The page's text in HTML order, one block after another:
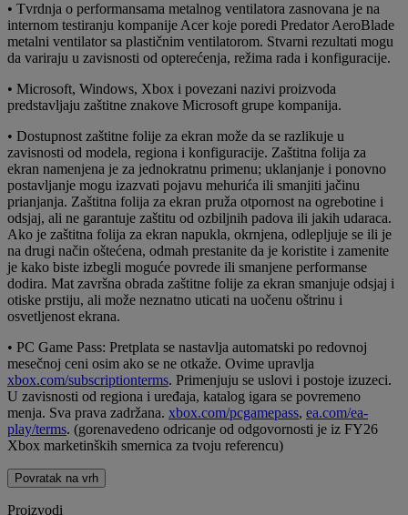
• Tvrdnja o performansama metalnog ventilatora zasnovana je na
internom testiranju kompanije Acer koje poredi Predator AeroBlade
metalni ventilator sa plastičnim ventilatorom. Stvarni rezultati mogu
da variraju u zavisnosti od opterećenja, režima rada i konfiguracije.
• Microsoft, Windows, Xbox i povezani nazivi proizvoda
predstavljaju zaštitne znakove Microsoft grupe kompanija.
• Dostupnost zaštitne folije za ekran može da se razlikuje u
zavisnosti od modela, regiona i konfiguracije. Zaštitna folija za
ekran namenjena je za jednokratnu primenu; uklanjanje i ponovno
postavljanje mogu izazvati pojavu mehurića ili smanjiti jačinu
prianjanja. Zaštitna folija za ekran pruža otpornost na ogrebotine i
odsjaj, ali ne garantuje zaštitu od ozbiljnih padova ili jakih udaraca.
Ako je zaštitna folija za ekran napukla, okrnjena, odlepljuje se ili je
na drugi način oštećena, odmah prestanite da je koristite i zamenite
je kako biste izbegli moguće povrede ili smanjene performanse
dodira. Mat završna obrada zaštitne folije za ekran smanjuje odsjaj i
otiske prstiju, ali može neznatno uticati na uočenu oštrinu i
osvetljenost ekrana.
• PC Game Pass: Pretplata se nastavlja automatski po redovnoj
mesečnoj ceni osim ako se ne otkaže. Ovime upravlja
xbox.com/subscriptionterms. Primenjuju se uslovi i postoje izuzeci.
U zavisnosti od regiona i uređaja, katalog igara se povremeno
menja. Sva prava zadržana. xbox.com/pcgamepass, ea.com/ea-
play/terms. (gorenavedeno odricanje od odgovornosti je iz FY26
Xbox marketinških smernica za tvoju referencu)
Povratak na vrh
Proizvodi